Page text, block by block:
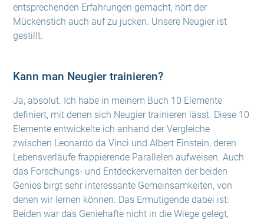
entsprechenden Erfahrungen gemacht, hört der
Mückenstich auch auf zu jucken. Unsere Neugier ist
gestillt.
Kann man Neugier trainieren?
Ja, absolut. Ich habe in meinem Buch 10 Elemente
definiert, mit denen sich Neugier trainieren lässt. Diese 10
Elemente entwickelte ich anhand der Vergleiche
zwischen Leonardo da Vinci und Albert Einstein, deren
Lebensverläufe frappierende Parallelen aufweisen. Auch
das Forschungs- und Entdeckerverhalten der beiden
Genies birgt sehr interessante Gemeinsamkeiten, von
denen wir lernen können. Das Ermutigende dabei ist:
Beiden war das Geniehafte nicht in die Wiege gelegt,